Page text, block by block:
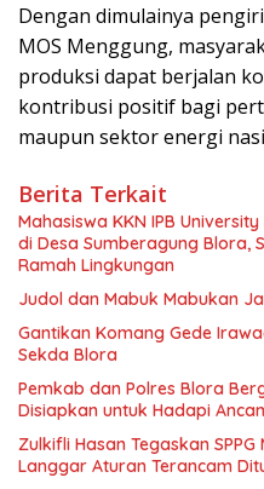
Dengan dimulainya
MOS Menggung,
produksi dapat berjalan
kontribusi positif bagi
maupun sektor energi
Berita Terkait
Mahasiswa KKN IPB
di Desa Sumberagung Blora,
Ramah Lingkungan ‎
Judol dan Mabuk Mabukan
Gantikan Komang Gede
Sekda Blora
Pemkab dan Polres Blora
Disiapkan untuk Hadapi
Zulkifli Hasan Tegaskan
Langgar Aturan Terancam